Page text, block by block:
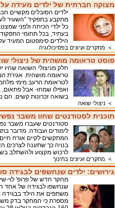
מצוקה חברתית של ילדים מעידה על
ילדים הסובלים מקשיים
מתקבע בתפקיד "השעיר
כל ילדי הכיתה ולפני
בעתיד, בכל תחומי
הילדים סימפטום המעיד
> מחקרים ועיונים בפסיכולוגיה
פוסט טראומה מושהית של ניצולי
חלק מניצולי השואה
טראומה מושהית. אגירת
לטראומת הרעב מימי
ואפילו שמחו- אבל פתאום,
בשואה זכרונות קשים.
>ניצולי שואה
תוכנית לסטודנטים שחוו משבר נפשי
סטודנטים שעברו משבר
לימודים ועבודה. מדובר
המתקשים לקיים אורח
בנויה כך שתענה לצרכים
לרכוש מקצוע ולהשתלב
> מחקרים ועיונים בחינוך
גירושים: ילדים שנחשפים לבגידה
מחקר חדש של פרופ' לוי-
שנחשפו לבגידה של אחד
משתפים את הילד בבגידה
מספרת כי המחקר בדק